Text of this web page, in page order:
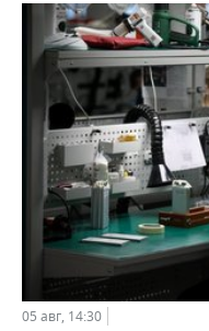
05 авг, 14:30